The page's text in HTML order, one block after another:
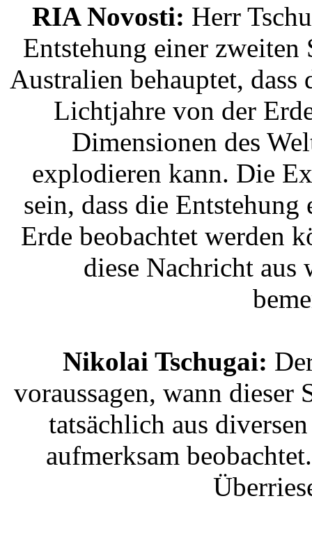
RIA Novosti: Herr
Entstehung einer zweiten
Australien behauptet, dass
Lichtjahre von der
Dimensionen des
explodieren kann. Die
sein, dass die Entstehung
Erde beobachtet werden
diese Nachricht aus
Nikolai Tschugai:
voraussagen, wann
tatsächlich aus
aufmerksam